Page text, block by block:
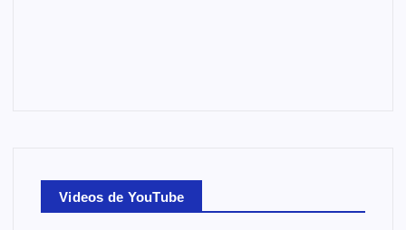
Videos de YouTube